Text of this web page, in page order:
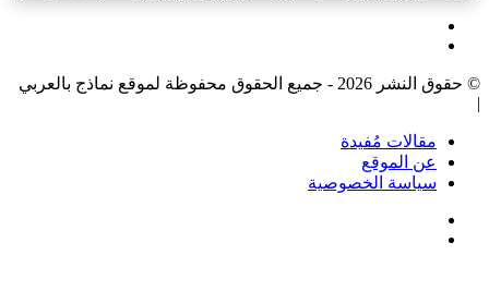
© حقوق النشر 2026 - جميع الحقوق محفوظة لموقع نماذج بالعربي
|
مقالات مُفيدة
عن الموقع
سياسة الخصوصية